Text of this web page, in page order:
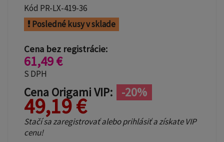
Kód PR-LX-419-36
Posledné kusy v sklade
Cena bez registrácie:
61,49 €
S DPH
Cena Origami VIP: -20%
49,19 €
Stačí sa zaregistrovať alebo prihlásiť a získate VIP
cenu!